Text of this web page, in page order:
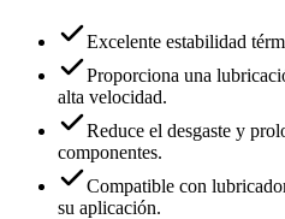
Excelente estabilidad
Proporciona una
alta velocidad.
Reduce el desgaste y
componentes.
Compatible con
su aplicación.